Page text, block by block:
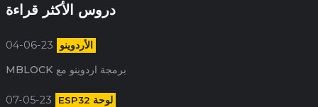
دروس الأكثر قراءة
الأردوينو
04-06-23
برمجة اردوينو مع MBLOCK
لوحة ESP32
07-05-23